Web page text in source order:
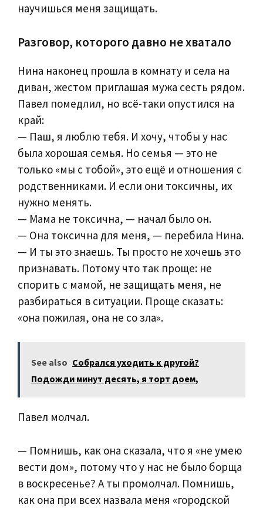
научишься меня защищать.
Разговор, которого давно не хватало
Нина наконец прошла в комнату и села на
диван, жестом приглашая мужа сесть рядом.
Павел помедлил, но всё-таки опустился на
край:
— Паш, я люблю тебя. И хочу, чтобы у нас
была хорошая семья. Но семья — это не
только «мы с тобой», это ещё и отношения с
родственниками. И если они токсичны, их
нужно менять.
— Мама не токсична, — начал было он.
— Она токсична для меня, — перебила Нина.
— И ты это знаешь. Ты просто не хочешь это
признавать. Потому что так проще: не
спорить с мамой, не защищать меня, не
разбираться в ситуации. Проще сказать:
«она пожилая, она не со зла».
See also Собрался уходить к другой?
Подожди минут десять, я торт доем,
Павел молчал.
— Помнишь, как она сказала, что я «не умею
вести дом», потому что у нас не было борща
в воскресенье? А ты промолчал. Помнишь,
как она при всех назвала меня «городской